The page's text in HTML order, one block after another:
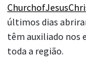
últimos dias
têm auxiliado nos
toda a região.